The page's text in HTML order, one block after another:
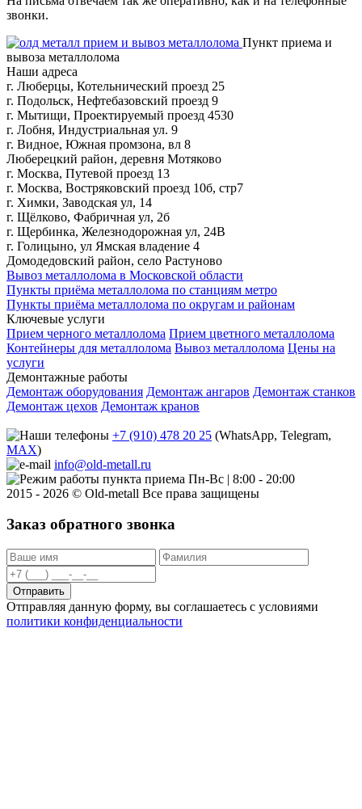
звонки.
Пункт приема и
вывоза металлолома
Наши адреса
г. Люберцы, Котельнический проезд 25
г. Подольск, Нефтебазовский проезд 9
г. Мытищи, Проектируемый проезд 4530
г. Лобня, Индустриальная ул. 9
г. Видное, Южная промзона, вл 8
Люберецкий район, деревня Мотяково
г. Москва, Путевой проезд 13
г. Москва, Востряковский проезд 10б, стр7
г. Химки, Заводская ул, 14
г. Щёлково, Фабричная ул, 2б
г. Щербинка, Железнодорожная ул, 24В
г. Голицыно, ул Ямская владение 4
Домодедовский район, село Растуново
Вывоз металлолома в Московской области
Пункты приёма металлолома по станциям метро
Пункты приёма металлолома по округам и районам
Ключевые услуги
Прием черного металлолома Прием цветного металлолома
Контейнеры для металлолома Вывоз металлолома Цены на
услуги
Демонтажные работы
Демонтаж оборудования Демонтаж ангаров Демонтаж станков
Демонтаж цехов Демонтаж кранов
+7 (910) 478 20 25 (WhatsApp, Telegram,
MAX)
info@old-metall.ru
Пн-Вс | 8:00 - 20:00
2015 - 2026 © Old-metall Все права защищены
Заказ обратного звонка
Отправить
Отправляя данную форму, вы соглашаетесь с условиями
политики конфиденциальности